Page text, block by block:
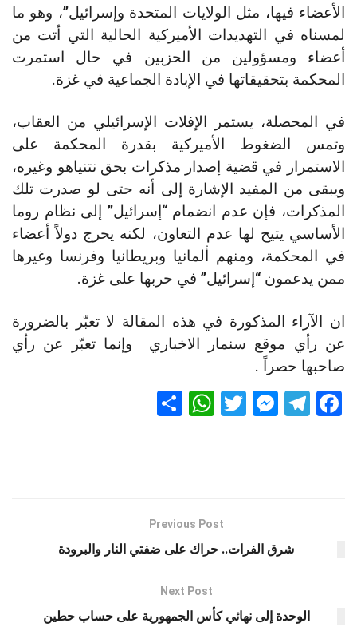
الأعضاء فيها، مثل الولايات المتحدة وإسرائيل”، وهو ما
لمسناه في التهديدات الأميركية الحالية التي أتت من
أعضاء ومسؤولين من الحزبين في حال استمرت
المحكمة بتحقيقاتها في الإبادة الجماعية في غزة.
في المحصلة، يستمر الإفلات الإسرائيلي من العقاب،
وتمس الضغوط الأميركية بقدرة المحكمة على
الاستمرار في قضية إصدار مذكرات بحق نتنياهو وغيره،
ويبقى من المفيد الإشارة إلى أنه حتى لو صدرت تلك
المذكرات، فإن عدم انضمام “إسرائيل” إلى نظام روما
الأساسي يتيح لها عدم التعاون، لكنه يحرج دولاً أعضاء
في المحكمة، ومنهم ألمانيا وبريطانيا وفرنسا وغيرها
ممن يدعمون “إسرائيل” في حربها على غزة.
ان الآراء المذكورة في هذه المقالة لا تعبّر بالضرورة
عن رأي موقع سنمار الاخباري وإنما تعبّر عن رأي
صاحبها حصراً .
F
T
M
T
W
p
p
Previous Post
شرق الفرات.. حراك على ضفتي النار والبرودة
Next Post
الوحدة إلى نهائي كأس الجمهورية على حساب حطين